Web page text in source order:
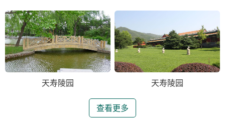
天寿陵园 天寿陵园
查看更多